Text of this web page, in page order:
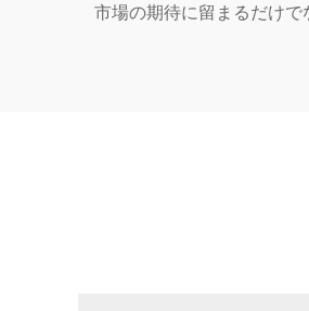
市場の期待に留まるだけで